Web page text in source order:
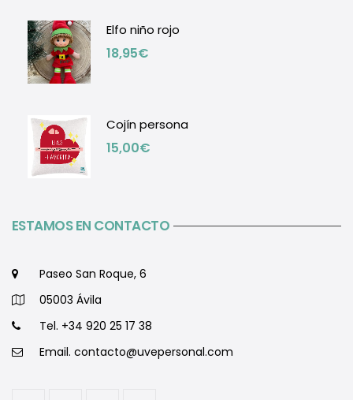
Elfo niño rojo
18,95€
Cojín persona
15,00€
ESTAMOS EN CONTACTO
Paseo San Roque, 6
05003 Ávila
Tel. +34 920 25 17 38
Email. contacto@uvepersonal.com